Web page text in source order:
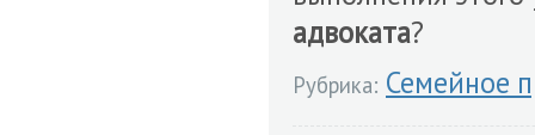
адвоката?
Рубрика: Семейное